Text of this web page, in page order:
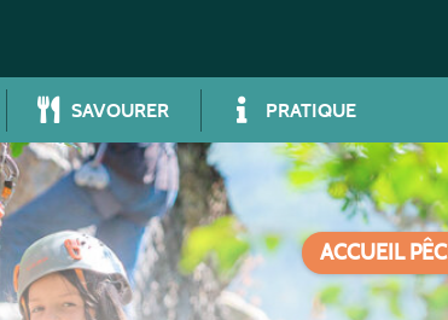
SAVOURER PRATIQUE
ACCUEIL